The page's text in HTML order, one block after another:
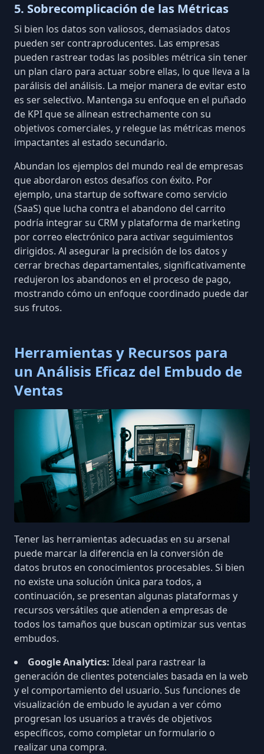
5. Sobrecomplicación de las Métricas
Si bien los datos son valiosos, demasiados datos
pueden ser contraproducentes. Las empresas
pueden rastrear todas las posibles métrica sin tener
un plan claro para actuar sobre ellas, lo que lleva a la
parálisis del análisis. La mejor manera de evitar esto
es ser selectivo. Mantenga su enfoque en el puñado
de KPI que se alinean estrechamente con su
objetivos comerciales, y relegue las métricas menos
impactantes al estado secundario.
Abundan los ejemplos del mundo real de empresas
que abordaron estos desafíos con éxito. Por
ejemplo, una startup de software como servicio
(SaaS) que lucha contra el abandono del carrito
podría integrar su CRM y plataforma de marketing
por correo electrónico para activar seguimientos
dirigidos. Al asegurar la precisión de los datos y
cerrar brechas departamentales, significativamente
redujeron los abandonos en el proceso de pago,
mostrando cómo un enfoque coordinado puede dar
sus frutos.
Herramientas y Recursos para
un Análisis Eficaz del Embudo de
Ventas
Tener las herramientas adecuadas en su arsenal
puede marcar la diferencia en la conversión de
datos brutos en conocimientos procesables. Si bien
no existe una solución única para todos, a
continuación, se presentan algunas plataformas y
recursos versátiles que atienden a empresas de
todos los tamaños que buscan optimizar sus ventas
embudos.
Google Analytics: Ideal para rastrear la
generación de clientes potenciales basada en la web
y el comportamiento del usuario. Sus funciones de
visualización de embudo le ayudan a ver cómo
progresan los usuarios a través de objetivos
específicos, como completar un formulario o
realizar una compra.